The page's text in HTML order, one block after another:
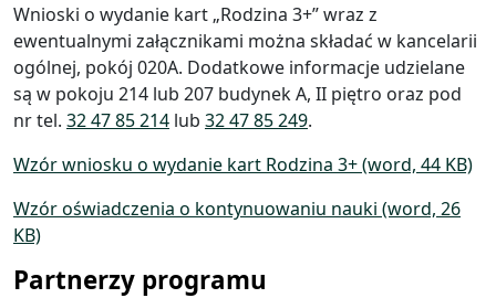
Wnioski o wydanie kart „Rodzina 3+” wraz z
ewentualnymi załącznikami można składać w kancelarii
ogólnej, pokój 020A. Dodatkowe informacje udzielane
są w pokoju 214 lub 207 budynek A, II piętro oraz pod
nr tel. 32 47 85 214 lub 32 47 85 249.
Wzór wniosku o wydanie kart Rodzina 3+ (word, 44 KB)
Wzór oświadczenia o kontynuowaniu nauki (word, 26
KB)
Partnerzy programu